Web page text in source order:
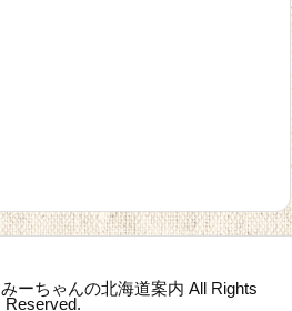
みーちゃんの北海道案内 All Rights
Reserved.